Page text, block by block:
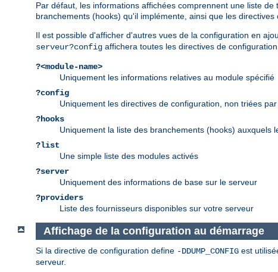
Par défaut, les informations affichées comprennent une liste
branchements (hooks) qu'il implémente, ainsi que les
Il est possible d'afficher d'autres vues de la configuration en
serveur?config affichera toutes les directives de
?<module-name>
Uniquement les informations relatives au module spécifié
?config
Uniquement les directives de configuration, non triées
?hooks
Uniquement la liste des branchements (hooks) auxquels
?list
Une simple liste des modules activés
?server
Uniquement des informations de base sur le serveur
?providers
Liste des fournisseurs disponibles sur votre serveur
Affichage de la configuration au démarrage
Si la directive de configuration define -DDUMP_CONFIG est
serveur.